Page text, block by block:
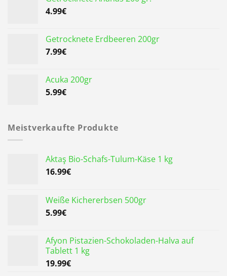
4.99€
Getrocknete Erdbeeren 200gr
7.99€
Acuka 200gr
5.99€
Meistverkaufte Produkte
Aktaş Bio-Schafs-Tulum-Käse 1 kg
16.99€
Weiße Kichererbsen 500gr
5.99€
Afyon Pistazien-Schokoladen-Halva auf
Tablett 1 kg
19.99€